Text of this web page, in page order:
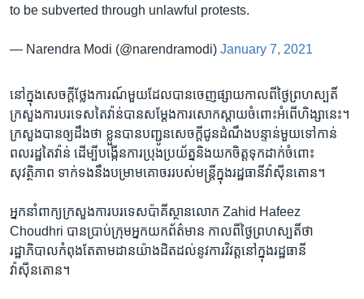
to be subverted through unlawful protests.
— Narendra Modi (@narendramodi) January 7, 2021
នៅ​ក្នុង​សេចក្តីថ្លែងការណ៍​មួយ​ដែល​បាន​ចេញផ្សាយ​កាលពី​ថ្ងៃ​ព្រហស្បតិ៍​
ក្រសួង​ការ​បរទេស​តៃវ៉ាន់​បាន​សម្តែង​ការ​សោកស្តាយ​ចំពោះ​អំពើ​ហិង្សា​នេះ។ ​
ក្រសួង​បាន​ឲ្យ​ដឹង​ថា​ ខ្លួនបាន​បញ្ជូន​សេចក្តី​ជូន​ដំណឹង​បន្ទាន់​មួយ​ទៅកាន់​
ពលរដ្ឋ​តៃវ៉ាន់ ​ដើម្បី​បង្កើន​ការប្រុង​ប្រយ័ត្ន​និង​យកចិត្ត​ទុក​ដាក់​ចំពោះ​
សុវត្ថិភាព​ ទាក់ទង​នឹង​បម្រាម​គោចរ​របស់​មន្ត្រី​ក្នុង​រដ្ឋធានី​វ៉ាស៊ីនតោន។​
អ្នកនាំពាក្យ​ក្រសួង​ការ​បរទេស​ប៉ាគីស្ថាន​លោក ​Zahid Hafeez
Choudhri​ បាន​ប្រាប់​ក្រុម​អ្នក​យកព័ត៌មាន​ កាលពី​ថ្ងៃព្រហស្បតិ៍​ថា​
រដ្ឋាភិបាល​កំពុង​តែតាមដាន​យ៉ាងដិត​ដល់​នូវការ​វិវត្តនៅ​ក្នុង​រដ្ឋធានី​
វ៉ាស៊ីនតោន។ ​